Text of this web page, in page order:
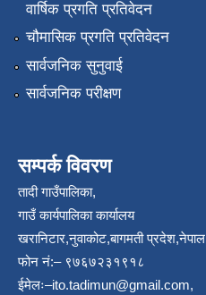
वार्षिक प्रगति प्रतिवेदन
चौमासिक प्रगति प्रतिवेदन
सार्वजनिक सुनुवाई
सार्वजनिक परीक्षण
सम्पर्क विवरण
तादी गाउँपालिका,
गाउँ कार्यपालिका कार्यालय
खरानिटार,नुवाकोट,बागमती प्रदेश,नेपाल
फोन नं:– ९७६७२३१९१८
ईमेलः–ito.tadimun@gmail.com,